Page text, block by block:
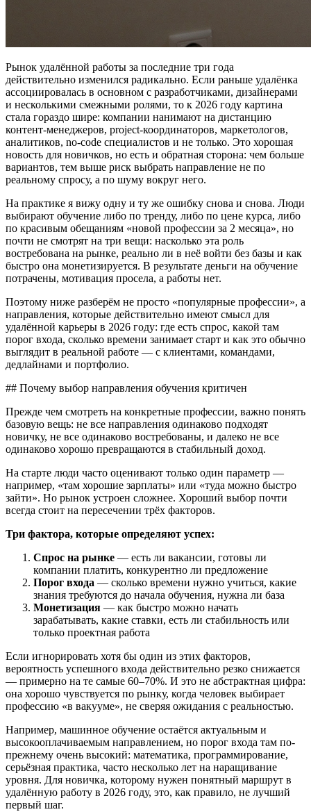
Рынок удалённой работы за последние три года
действительно изменился радикально. Если раньше удалёнка
ассоциировалась в основном с разработчиками, дизайнерами
и несколькими смежными ролями, то к 2026 году картина
стала гораздо шире: компании нанимают на дистанцию
контент-менеджеров, project-координаторов, маркетологов,
аналитиков, no-code специалистов и не только. Это хорошая
новость для новичков, но есть и обратная сторона: чем больше
вариантов, тем выше риск выбрать направление не по
реальному спросу, а по шуму вокруг него.
На практике я вижу одну и ту же ошибку снова и снова. Люди
выбирают обучение либо по тренду, либо по цене курса, либо
по красивым обещаниям «новой профессии за 2 месяца», но
почти не смотрят на три вещи: насколько эта роль
востребована на рынке, реально ли в неё войти без базы и как
быстро она монетизируется. В результате деньги на обучение
потрачены, мотивация просела, а работы нет.
Поэтому ниже разберём не просто «популярные профессии», а
направления, которые действительно имеют смысл для
удалённой карьеры в 2026 году: где есть спрос, какой там
порог входа, сколько времени занимает старт и как это обычно
выглядит в реальной работе — с клиентами, командами,
дедлайнами и портфолио.
## Почему выбор направления обучения критичен
Прежде чем смотреть на конкретные профессии, важно понять
базовую вещь: не все направления одинаково подходят
новичку, не все одинаково востребованы, и далеко не все
одинаково хорошо превращаются в стабильный доход.
На старте люди часто оценивают только один параметр —
например, «там хорошие зарплаты» или «туда можно быстро
зайти». Но рынок устроен сложнее. Хороший выбор почти
всегда стоит на пересечении трёх факторов.
Три фактора, которые определяют успех:
Спрос на рынке — есть ли вакансии, готовы ли
компании платить, конкурентно ли предложение
Порог входа — сколько времени нужно учиться, какие
знания требуются до начала обучения, нужна ли база
Монетизация — как быстро можно начать
зарабатывать, какие ставки, есть ли стабильность или
только проектная работа
Если игнорировать хотя бы один из этих факторов,
вероятность успешного входа действительно резко снижается
— примерно на те самые 60–70%. И это не абстрактная цифра:
она хорошо чувствуется по рынку, когда человек выбирает
профессию «в вакууме», не сверяя ожидания с реальностью.
Например, машинное обучение остаётся актуальным и
высокооплачиваемым направлением, но порог входа там по-
прежнему очень высокий: математика, программирование,
серьёзная практика, часто несколько лет на наращивание
уровня. Для новичка, которому нужен понятный маршрут в
удалённую работу в 2026 году, это, как правило, не лучший
первый шаг.